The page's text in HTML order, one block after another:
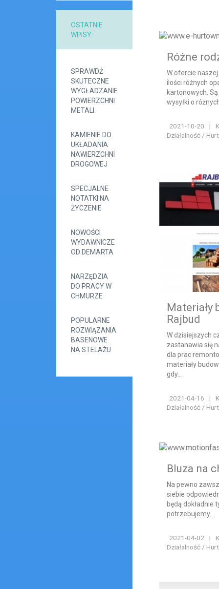
OSTATNIE
WPISY:
SPRAWDŹ
SKUTECZNE
WYGŁADZANIE
POWIERZCHNI
METALI.
KAMIENIE DO
UKŁADANIA
NAWIERZCHNI
DROGOWEJ
SPECJALNE
NOTATKI NA
ŻYCZENIE
NOWOŚCI
WYDAWNICZE
OD DEMARTA
NARZĘDZIA
DO PRACY W
CHMURZE
POPULARNE
ROZWIĄZANIA
BASENOWE
NA STELAŻU
Różne
W ofercie
ilości różnych
kartonowych.
wysyłki o
2021-10-20 |
Działalność /
Materiały
Rajbud
W dzisiejszych
zastanawia się
dla prac
materiały
gdy...
2021-04-16 |
Działalność /
Bluza na
Na pewno
siebie
będą dokładnie
potrzebujemy....
2021-04-02 |
Działalność /